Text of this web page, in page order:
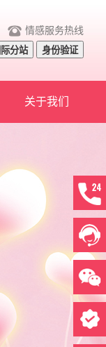
情感服务热线
际分站 身份验证
关于我们